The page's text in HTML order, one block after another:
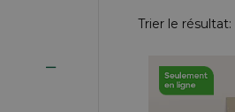
Trier le résultat: